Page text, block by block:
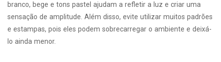
branco, bege e tons pastel ajudam a refletir a luz e criar uma
sensação de amplitude. Além disso, evite utilizar muitos padrões
e estampas, pois eles podem sobrecarregar o ambiente e deixá-
lo ainda menor.